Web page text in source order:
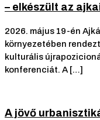
– elkészült az
2026. május 19-én
környezetében
kulturális
konferenciát. A […]
A jövő